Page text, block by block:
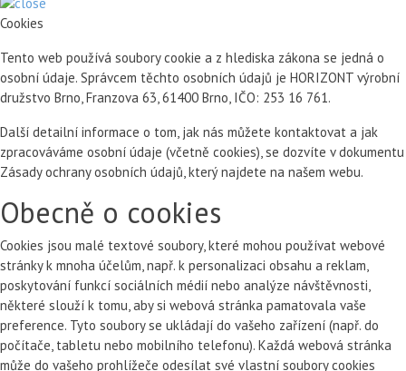
Cookies
Tento web používá soubory cookie a z hlediska zákona se jedná o
osobní údaje. Správcem těchto osobních údajů je HORIZONT výrobní
družstvo Brno, Franzova 63, 61400 Brno, IČO: 253 16 761.
Další detailní informace o tom, jak nás můžete kontaktovat a jak
zpracováváme osobní údaje (včetně cookies), se dozvíte v dokumentu
Zásady ochrany osobních údajů, který najdete na našem webu.
Obecně o cookies
Cookies jsou malé textové soubory, které mohou používat webové
stránky k mnoha účelům, např. k personalizaci obsahu a reklam,
poskytování funkcí sociálních médií nebo analýze návštěvnosti,
některé slouží k tomu, aby si webová stránka pamatovala vaše
preference. Tyto soubory se ukládají do vašeho zařízení (např. do
počítače, tabletu nebo mobilního telefonu). Každá webová stránka
může do vašeho prohlížeče odesílat své vlastní soubory cookies